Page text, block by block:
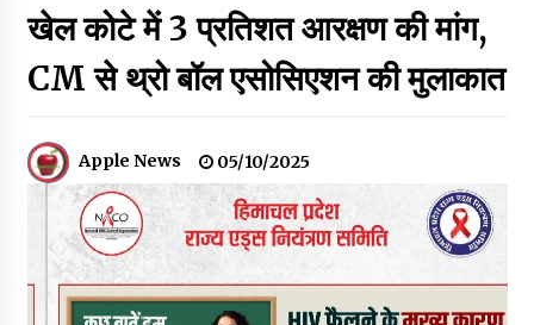
देहरा पुलिस की बड़ी कार्रवाई- 90 लाख नकद और 2 करोड़के सोने के
आभूषण बरामद, 7 आरोपी गिरफ्तार
05/08/2026
05/08/2026
वन विभाग एवं रेड क्रॉस सोसायटी के संयुक्त तत्वावधान में शूराला में वृक्षारोपण
अभियान आयोजित
05/08/2026
खेल कोटे में 3 प्रतिशत आरक्षण की मांग,
CM से थ्रो बॉल एसोसिएशन की मुलाकात
Apple News 05/10/2025